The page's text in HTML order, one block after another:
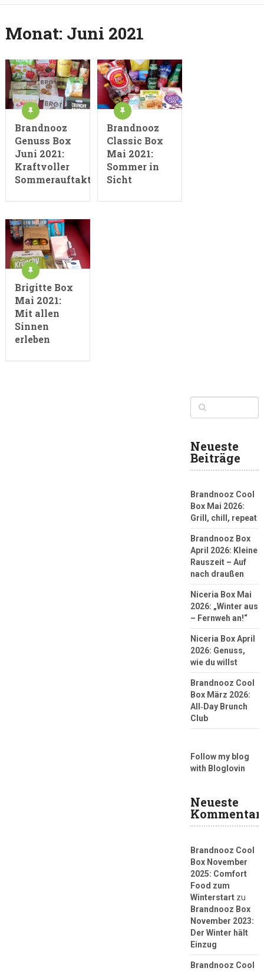
Monat: Juni 2021
Brandnooz
Genuss Box
Juni 2021:
Kraftvoller
Sommerauftakt
Brandnooz
Classic Box
Mai 2021:
Sommer in
Sicht
Brigitte Box
Mai 2021:
Mit allen
Sinnen
erleben
Neueste
Beiträge
Brandnooz Cool
Box Mai 2026:
Grill, chill, repeat
Brandnooz Box
April 2026: Kleine
Rauszeit – Auf
nach draußen
Niceria Box Mai
2026: „Winter aus
– Fernweh an!“
Niceria Box April
2026: Genuss,
wie du willst
Brandnooz Cool
Box März 2026:
All‑Day Brunch
Club
Follow my blog
with Bloglovin
Neueste
Brandnooz Cool
Box November
2025: Comfort
Food zum
Winterstartzu
Brandnooz Box
November 2023:
Der Winter hält
Einzug
Brandnooz Cool